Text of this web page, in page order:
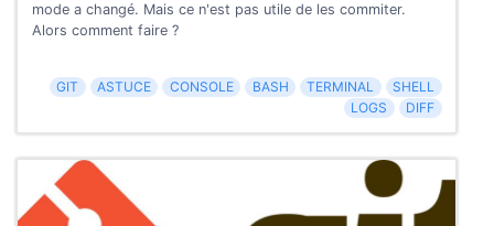
mode a changé. Mais ce n'est pas utile de les commiter.
Alors comment faire ?
GIT ASTUCE CONSOLE BASH TERMINAL
SHELL
LOGS
DIFF